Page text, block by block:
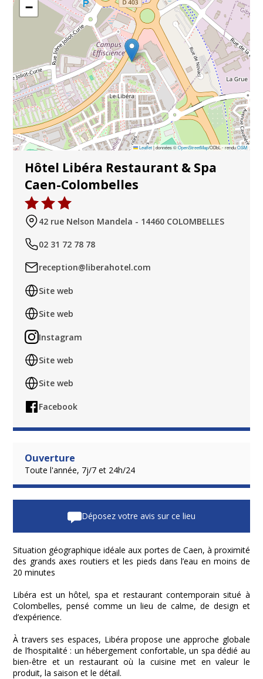
Situation géographique idéale aux portes de Caen, à proximité
des grands axes routiers et les pieds dans l’eau en moins de
20 minutes
Libéra est un hôtel, spa et restaurant contemporain situé à
Colombelles, pensé comme un lieu de calme, de design et
d’expérience.
À travers ses espaces, Libéra propose une approche globale
de l’hospitalité : un hébergement confortable, un spa dédié au
bien-être et un restaurant où la cuisine met en valeur le
produit, la saison et le détail.
−
Leaflet |données ©OpenStreetMap/ODbL - renduOSM
Hôtel Libéra Restaurant & Spa
Caen-Colombelles
42 rue Nelson Mandela - 14460 COLOMBELLES
02 31 72 78 78
reception@liberahotel.com
Site web
Site web
Instagram
Site web
Site web
Facebook
Ouverture
Toute l'année, 7j/7 et 24h/24
Déposez votre avis sur ce lieu